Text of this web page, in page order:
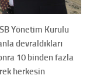
Yönetim Kurulu
devraldıkları
10 binden fazla
herkesin